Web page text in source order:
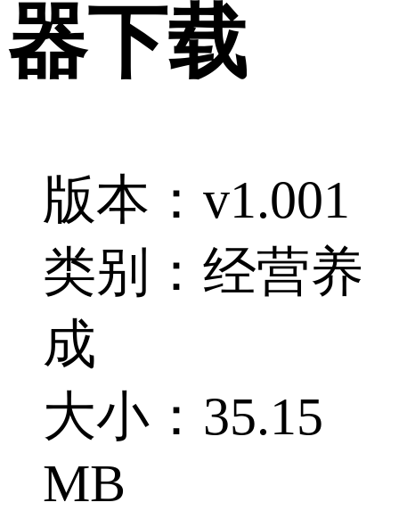
器下载
版本：v1.001
类别：经营养
成
大小：35.15
MB